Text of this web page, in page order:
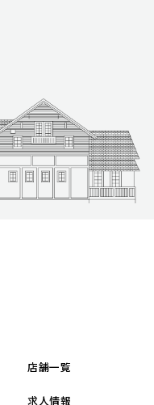
店舗一覧
求人情報